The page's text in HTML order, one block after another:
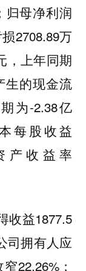
归母净利润
2708.89万
，上年同期
生的现金流
为-2.38亿
每股收益
产收益率
收益1877.5
司拥有人应
22.26%；